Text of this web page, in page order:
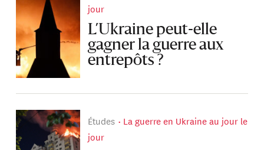
jour
L’Ukraine peut-elle
gagner la guerre aux
entrepôts ?
Études
La guerre en Ukraine au jour le
jour